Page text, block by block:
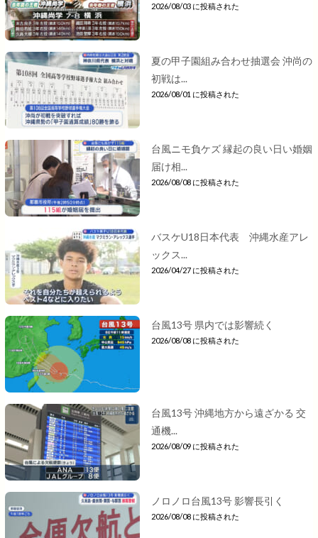
2026/08/03 に投稿された
夏の甲子園組み合わせ抽選会 沖尚の
初戦は...
2026/08/01 に投稿された
台風ニモ負ケズ 縁起の良い日い婚姻
届け相...
2026/08/08 に投稿された
バスケU18日本代表 沖縄水産アレ
ックス...
2026/04/27 に投稿された
台風13号 県内では影響続く
2026/08/08 に投稿された
台風13号 沖縄地方から遠ざかる 交
通機...
2026/08/09 に投稿された
ノロノロ台風13号 影響長引く
2026/08/08 に投稿された